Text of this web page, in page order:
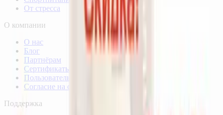
От стресса
О компании
О нас
Блог
Партнёрам
Сертификаты качества
Пользовательское соглашение
Согласие на обработку данных
Поддержка